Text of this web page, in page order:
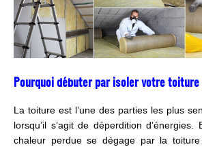
Pourquoi débuter par isoler votre
La toiture est l’une des parties les plus
lorsqu’il s’agit de déperdition
chaleur perdue se dégage par la